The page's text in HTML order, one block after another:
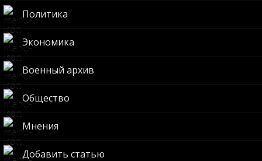
Политика
Экономика
Военный архив
Общество
Мнения
Добавить статью